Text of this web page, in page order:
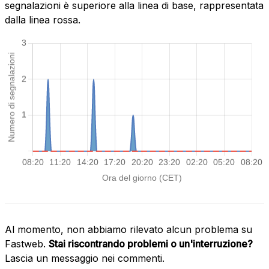
segnalazioni è superiore alla linea di base, rappresentata
dalla linea rossa.
Al momento, non abbiamo rilevato alcun problema su
Fastweb. Stai riscontrando problemi o un'interruzione?
Lascia un messaggio nei commenti.